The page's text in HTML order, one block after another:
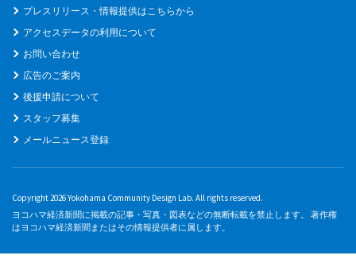
プレスリリース・情報提供はこちらから
アクセスデータの利用について
お問い合わせ
広告のご案内
後援申請について
スタッフ募集
メールニュース登録
Copyright 2026 Yokohama Community Design Lab. All rights reserved.
ヨコハマ経済新聞に掲載の記事・写真・図表などの無断転載を禁止します。 著作権
はヨコハマ経済新聞またはその情報提供者に属します。